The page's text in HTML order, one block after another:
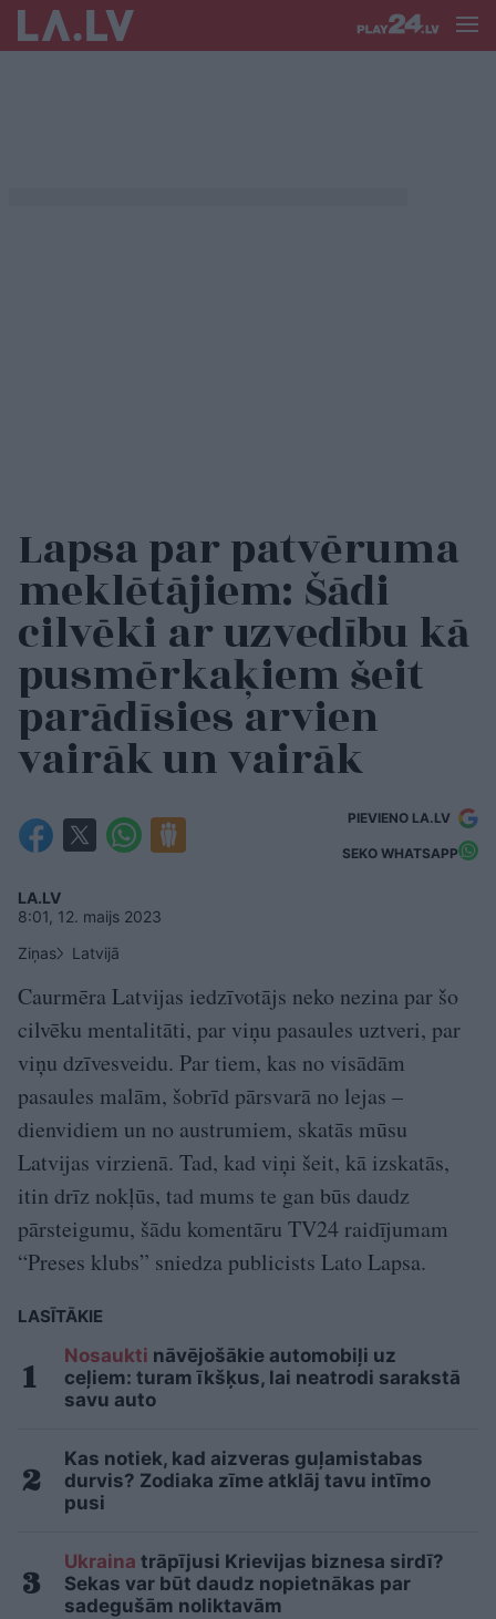
Lapsa par patvēruma
meklētājiem: Šādi
cilvēki ar uzvedību kā
pusmērkaķiem šeit
parādīsies arvien
vairāk un vairāk
PIEVIENO LA.LV
SEKO WHATSAPP
LA.LV
8:01, 12. maijs 2023
Ziņas
Latvijā
Caurmēra Latvijas iedzīvotājs neko nezina par šo
cilvēku mentalitāti, par viņu pasaules uztveri, par
viņu dzīvesveidu. Par tiem, kas no visādām
pasaules malām, šobrīd pārsvarā no lejas –
dienvidiem un no austrumiem, skatās mūsu
Latvijas virzienā. Tad, kad viņi šeit, kā izskatās,
itin drīz nokļūs, tad mums te gan būs daudz
pārsteigumu, šādu komentāru TV24 raidījumam
“Preses klubs” sniedza publicists Lato Lapsa.
LASĪTĀKIE
Nosaukti nāvējošākie automobiļi uz
ceļiem: turam īkšķus, lai neatrodi sarakstā
savu auto
Kas notiek, kad aizveras guļamistabas
durvis? Zodiaka zīme atklāj tavu intīmo
pusi
Ukraina trāpījusi Krievijas biznesa sirdī?
Sekas var būt daudz nopietnākas par
sadegušām noliktavām